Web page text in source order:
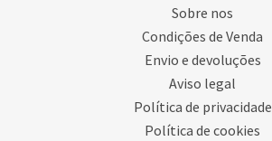
Sobre nos
Condições de Venda
Envio e devoluções
Aviso legal
Política de privacidade
Política de cookies